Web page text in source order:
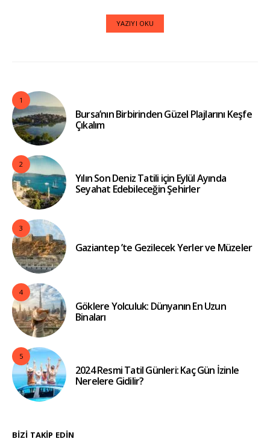
YAZIYI OKU
1
Bursa’nın Birbirinden Güzel Plajlarını Keşfe
Çıkalım
2
Yılın Son Deniz Tatili için Eylül Ayında
Seyahat Edebileceğin Şehirler
3
Gaziantep ’te Gezilecek Yerler ve Müzeler
4
Göklere Yolculuk: Dünyanın En Uzun
Binaları
5
2024 Resmi Tatil Günleri: Kaç Gün İzinle
Nerelere Gidilir?
BIZI TAKIP EDIN